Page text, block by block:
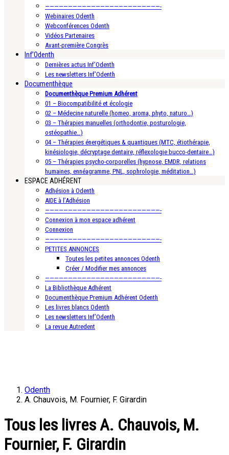
—————————————————————————-
Webinaires Odenth
Webconférences Odenth
Vidéos Partenaires
Avant-première Congrès
Inf’Odenth
Dernières actus Inf’Odenth
Les newsletters Inf’Odenth
Documenthèque
Documenthèque Premium Adhérent
01 – Biocompatibilité et écologie
02 – Médecine naturelle (homeo, aroma, phyto, naturo…)
03 – Thérapies manuelles (orthodontie, posturologie,
ostéopathie…)
04 – Thérapies énergétiques & quantiques (MTC, étiothérapie,
kinésiologie, décryptage dentaire, réflexologie bucco-dentaire…)
05 – Thérapies psycho-corporelles (hypnose, EMDR, relations
humaines, ennéagramme, PNL, sophrologie, méditation…)
ESPACE ADHÉRENT
Adhésion à Odenth
AIDE à l’Adhésion
—————————————————————————-
Connexion à mon espace adhérent
Connexion
—————————————————————————-
PETITES ANNONCES
Toutes les petites annonces Odenth
Créer / Modifier mes annonces
—————————————————————————-
La Bibliothèque Adhérent
Documenthèque Premium Adhérent Odenth
Les livres blancs Odenth
Les newsletters Inf’Odenth
La revue Autredent
Odenth
A. Chauvois, M. Fournier, F. Girardin
Tous les livres A. Chauvois, M.
Fournier, F. Girardin